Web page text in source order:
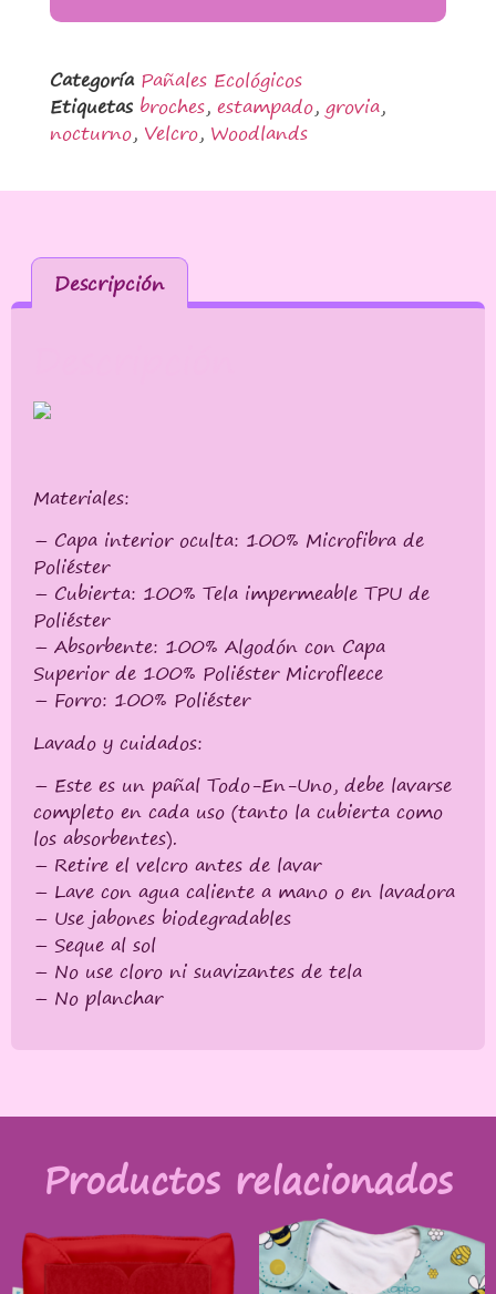
Categoría Pañales Ecológicos
Etiquetas broches, estampado, grovia,
nocturno, Velcro, Woodlands
Descripción
Materiales:
– Capa interior oculta: 100% Microfibra de
Poliéster
– Cubierta: 100% Tela impermeable TPU de
Poliéster
– Absorbente: 100% Algodón con Capa
Superior de 100% Poliéster Microfleece
– Forro: 100% Poliéster
Lavado y cuidados:
– Este es un pañal Todo-En-Uno, debe lavarse
completo en cada uso (tanto la cubierta como
los absorbentes).
– Retire el velcro antes de lavar
– Lave con agua caliente a mano o en lavadora
– Use jabones biodegradables
– Seque al sol
– No use cloro ni suavizantes de tela
– No planchar
Productos relacionados